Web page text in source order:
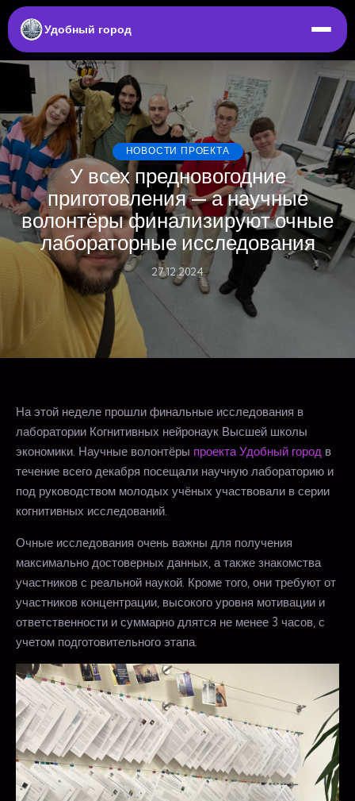
Удобный город
НОВОСТИ ПРОЕКТА
У всех предновогодние
приготовления — а научные
волонтёры финализируют очные
лабораторные исследования
27.12.2024
На этой неделе прошли финальные исследования в
лаборатории Когнитивных нейронаук Высшей школы
экономики. Научные волонтёры проекта Удобный город в
течение всего декабря посещали научную лабораторию и
под руководством молодых учёных участвовали в серии
когнитивных исследований.
Очные исследования очень важны для получения
максимально достоверных данных, а также знакомства
участников с реальной наукой. Кроме того, они требуют от
участников концентрации, высокого уровня мотивации и
ответственности и суммарно длятся не менее 3 часов, с
учетом подготовительного этапа.